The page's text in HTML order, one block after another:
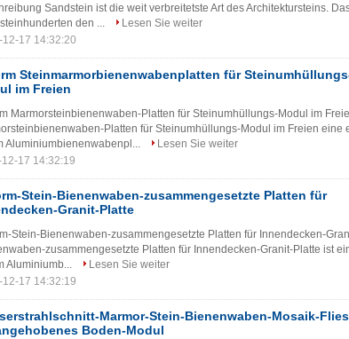
Sandstein ist die weit verbreitetste Art des Architektursteins.
den ...
Lesen Sie weiter
17 14:32:20
Steinmarmorbienenwabenplatten für
im Freien
Marmorsteinbienenwaben-Platten für Steinumhüllungs-Modul im
Platten für Steinumhüllungs-Modul im Freien eine
Aluminiumbienenwabenpl...
Lesen Sie weiter
17 14:32:19
Stein-Bienenwaben-zusammengesetzte Platten für
Granit-Platte
Stein-Bienenwaben-zusammengesetzte Platten für Innendecken-
zusammengesetzte Platten für Innendecken-Granit-Platte ist
Aluminiumb...
Lesen Sie weiter
17 14:32:19
Marmor-Stein-Bienenwaben-Mosaik-
Boden-Modul